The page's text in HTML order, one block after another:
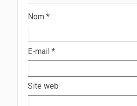
Nom *
E-mail *
Site web